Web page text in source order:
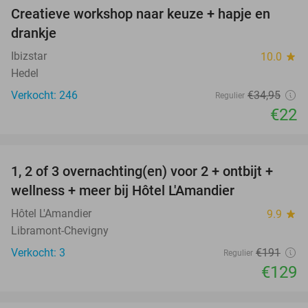
37%
Creatieve workshop naar keuze + hapje en
drankje
Ibizstar 10.0 star
Hedel
Verkocht: 246
Regulier €34,95
€22
32%
TODAY
1, 2 of 3 overnachting(en) voor 2 + ontbijt +
wellness + meer bij Hôtel L'Amandier
Hôtel L'Amandier 9.9 star
Libramont-Chevigny
Verkocht: 3
Regulier €191
€129